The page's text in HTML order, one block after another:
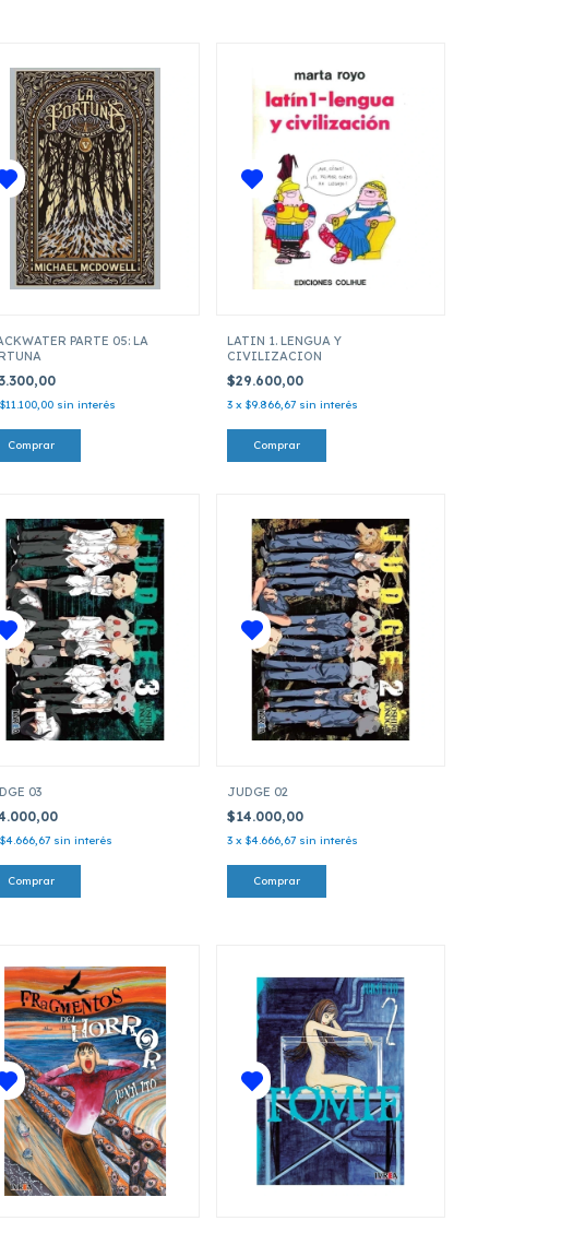
PARTE 05: LA
$11.100,00 sin interés
LATIN 1. LENGUA Y
CIVILIZACION
$29.600,00
3 x $9.866,67 sin interés
03
$4.666,67 sin interés
JUDGE 02
$14.000,00
3 x $4.666,67 sin interés